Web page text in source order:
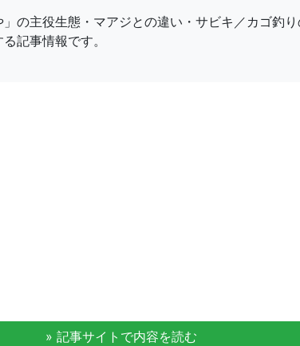
の主役生態・マアジとの違い・サビキ／カゴ釣
記事情報です。
» 記事サイトで内容を読む